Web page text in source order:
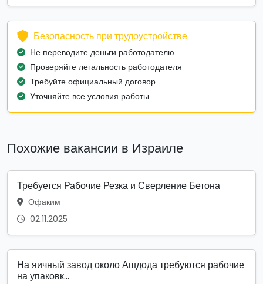
Безопасность при трудоустройстве
Не переводите деньги работодателю
Проверяйте легальность работодателя
Требуйте официальный договор
Уточняйте все условия работы
Похожие вакансии в Израиле
Требуется Рабочие Резка и Сверление Бетона
Офаким
02.11.2025
На яичный завод около Ашдода требуются рабочие
на упаковк...